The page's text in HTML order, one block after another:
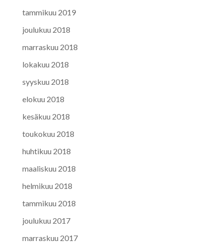
tammikuu 2019
joulukuu 2018
marraskuu 2018
lokakuu 2018
syyskuu 2018
elokuu 2018
kesäkuu 2018
toukokuu 2018
huhtikuu 2018
maaliskuu 2018
helmikuu 2018
tammikuu 2018
joulukuu 2017
marraskuu 2017